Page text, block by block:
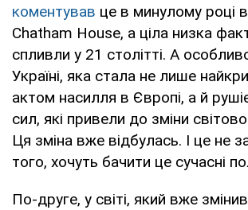
коментував це в минулому році в
Chatham House, а ціла низка
спливли у 21 столітті. А
Україні, яка стала не лише
актом насилля в Європі, а й
сил, які привели до зміни
Ця зміна вже відбулась. І це не
того, хочуть бачити це сучасні
По-друге, у світі, який вже